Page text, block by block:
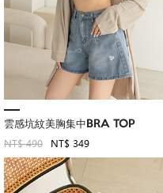
雲感坑紋美胸集中BRA TOP
NT$ 490 NT$ 349